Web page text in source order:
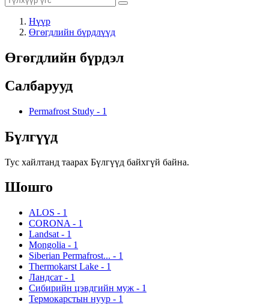
Нүүр
Өгөгдлийн бүрдлүүд
Өгөгдлийн бүрдэл
Салбарууд
Permafrost Study - 1
Бүлгүүд
Тус хайлтанд таарах Бүлгүүд байхгүй байна.
Шошго
ALOS - 1
CORONA - 1
Landsat - 1
Mongolia - 1
Siberian Permafrost... - 1
Thermokarst Lake - 1
Ландсат - 1
Сибирийн цэвдгийн муж - 1
Термокарстын нуур - 1